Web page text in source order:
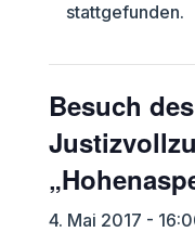
stattgefunden.
Besuch des
4. Mai 2017 -